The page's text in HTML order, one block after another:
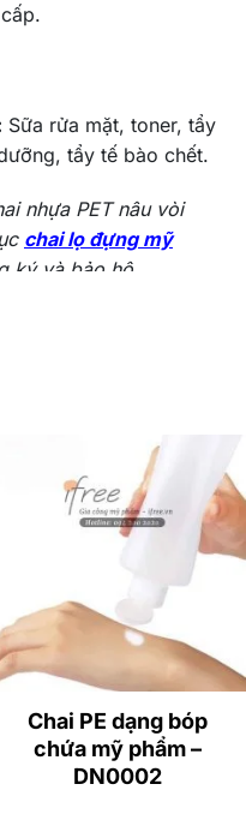
Sữa rửa mặt, toner, tẩy
tẩy tế bào chết.
nhựa PET nâu vòi
chai lọ đựng mỹ
ký và bảo hộ.
cáp ngăn chặn ô
các dạng mỹ phẩm
màu đen có ống hút
chế ánh sang trực
vẫn nhìn được
khi sử dụng.
Chai PE dạng bóp
chứa mỹ phẩm –
DN0002